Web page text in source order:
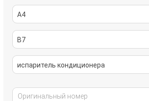
A4
B7
испаритель кондиционера